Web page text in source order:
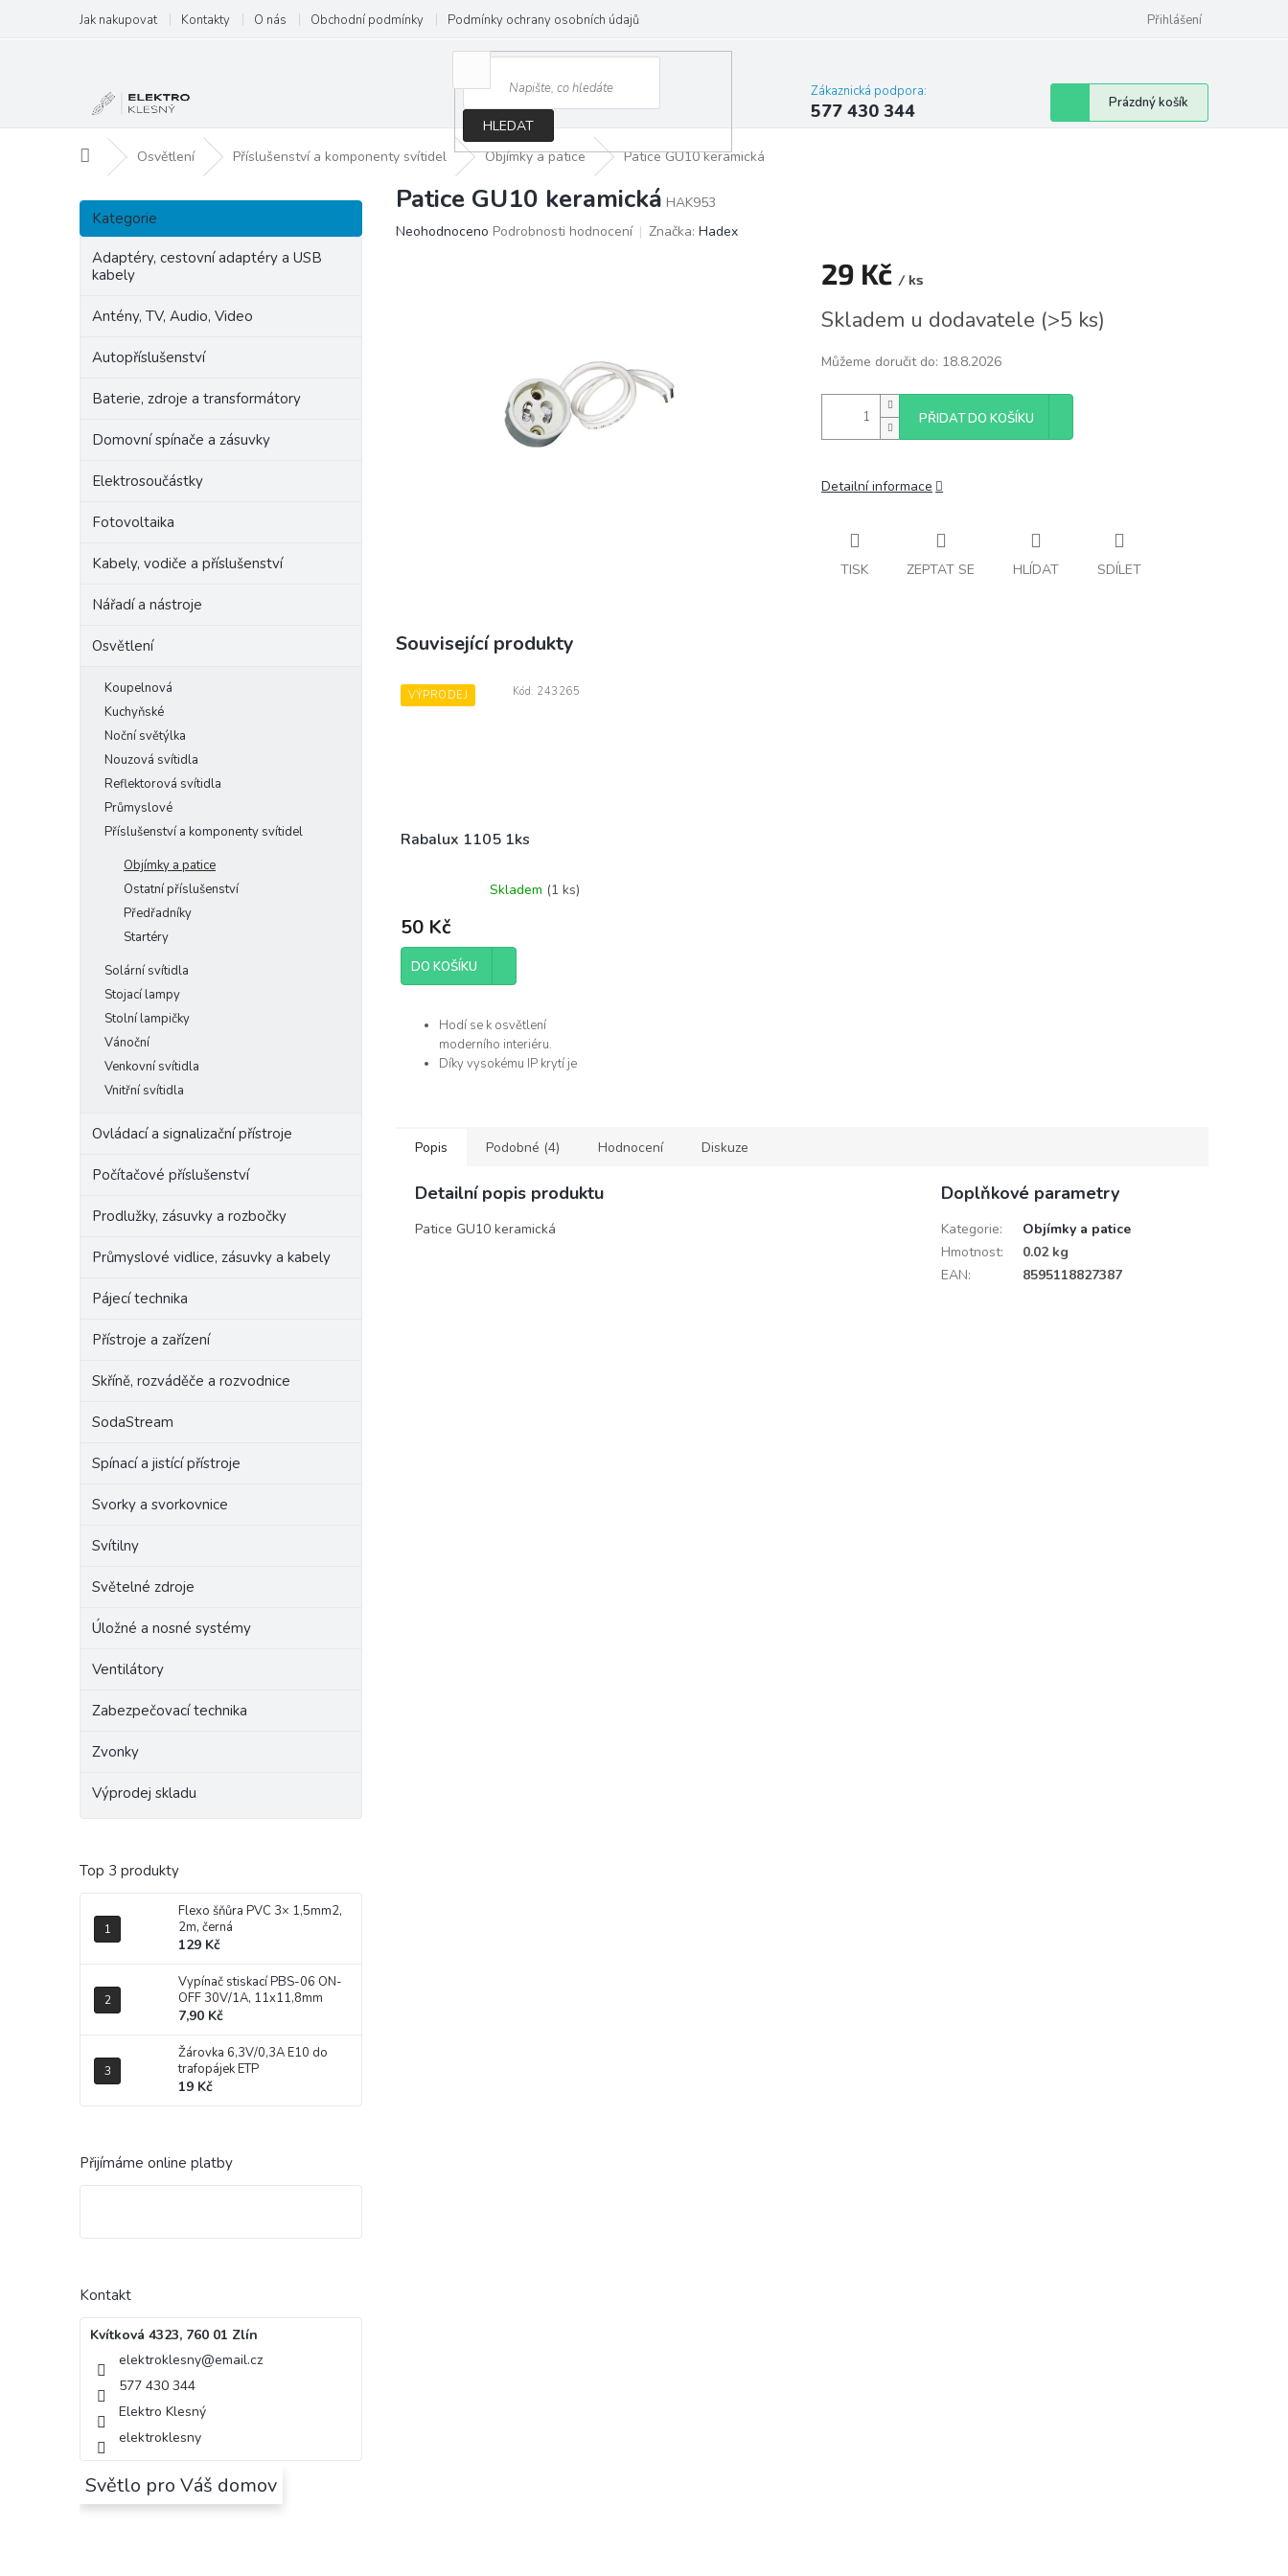
obsah
Jak nakupovat Kontakty O nás Obchodní podmínky Podmínky ochrany osobních údajů Přihlášení
HLEDAT
Zákaznická podpora:
577 430 344
Nákupní
košík
Prázdný košík
Domů Osvětlení Příslušenství a komponenty svítidel Objímky a patice Patice GU10 keramická
P
s
Přeskočit
kategorie
Kategorie
Adaptéry, cestovní adaptéry a USB
kabely
Antény, TV, Audio, Video
Autopříslušenství
Baterie, zdroje a transformátory
Domovní spínače a zásuvky
Elektrosoučástky
Fotovoltaika
Kabely, vodiče a příslušenství
Nářadí a nástroje
Osvětlení
Koupelnová
Kuchyňské
Noční světýlka
Nouzová svítidla
Reflektorová svítidla
Průmyslové
Příslušenství a komponenty svítidel
Objímky a patice
Ostatní příslušenství
Předřadníky
Startéry
Solární svítidla
Stojací lampy
Stolní lampičky
Vánoční
Venkovní svítidla
Vnitřní svítidla
Ovládací a signalizační přístroje
Počítačové příslušenství
Prodlužky, zásuvky a rozbočky
Průmyslové vidlice, zásuvky a kabely
Pájecí technika
Přístroje a zařízení
Skříně, rozváděče a rozvodnice
SodaStream
Spínací a jistící přístroje
Svorky a svorkovnice
Svítilny
Světelné zdroje
Úložné a nosné systémy
Ventilátory
Zabezpečovací technika
Zvonky
Výprodej skladu
Top 3 produkty
Flexo šňůra PVC 3× 1,5mm2,
2m, černá
129 Kč
Vypínač stiskací PBS-06 ON-
OFF 30V/1A, 11x11,8mm
7,90 Kč
Žárovka 6,3V/0,3A E10 do
trafopájek ETP
19 Kč
Přijímáme online platby
Kontakt
Kvítková 4323, 760 01 Zlín
elektroklesny@email.cz
577 430 344
Elektro Klesný
elektroklesny
Světlo pro Váš domov
Patice GU10 keramická HAK953
Průměrné
Neohodnoceno Podrobnosti hodnocení Značka: Hadex
29 Kč / ks
cena:
Skladem u dodavatele (>5 ks)
Můžeme doručit do: 18.8.2026
PŘIDAT DO KOŠÍKU
Detailní informace
TISK ZEPTAT SE HLÍDAT SDÍLET
Související produkty
VÝPRODEJ
Rabalux 1105 1ks
Skladem (1 ks)
50 Kč
DO KOŠÍKU
Hodí se k osvětlení
moderního interiéru.
Díky vysokému IP krytí je
balení.
Kód: 243265
Popis Podobné (4) Hodnocení Diskuze
Detailní popis produktu
Patice GU10 keramická
Doplňkové parametry
Kategorie:
Objímky a patice
Hmotnost:
0.02 kg
EAN: 8595118827387